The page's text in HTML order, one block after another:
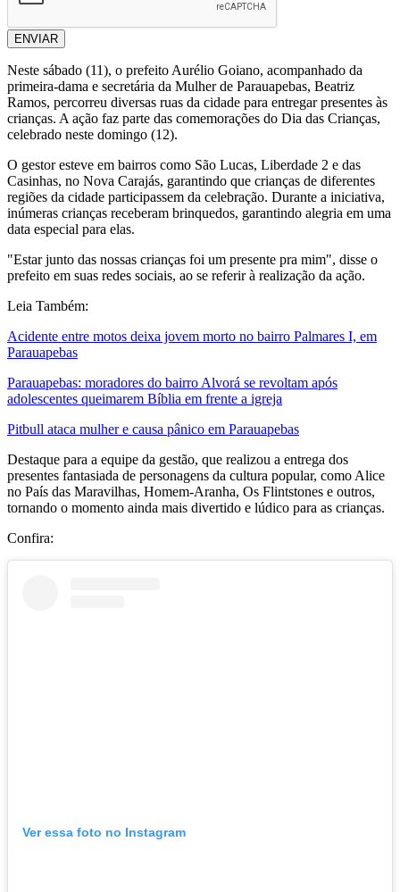
ENVIAR
Neste sábado (11), o prefeito Aurélio Goiano, acompanhado da
primeira-dama e secretária da Mulher de Parauapebas, Beatriz
Ramos, percorreu diversas ruas da cidade para entregar presentes às
crianças. A ação faz parte das comemorações do Dia das Crianças,
celebrado neste domingo (12).
O gestor esteve em bairros como São Lucas, Liberdade 2 e das
Casinhas, no Nova Carajás, garantindo que crianças de diferentes
regiões da cidade participassem da celebração. Durante a iniciativa,
inúmeras crianças receberam brinquedos, garantindo alegria em uma
data especial para elas.
"Estar junto das nossas crianças foi um presente pra mim", disse o
prefeito em suas redes sociais, ao se referir à realização da ação.
Leia Também:
Acidente entre motos deixa jovem morto no bairro Palmares I, em
Parauapebas
Parauapebas: moradores do bairro Alvorá se revoltam após
adolescentes queimarem Bíblia em frente a igreja
Pitbull ataca mulher e causa pânico em Parauapebas
Destaque para a equipe da gestão, que realizou a entrega dos
presentes fantasiada de personagens da cultura popular, como Alice
no País das Maravilhas, Homem-Aranha, Os Flintstones e outros,
tornando o momento ainda mais divertido e lúdico para as crianças.
Confira:
Ver essa foto no Instagram